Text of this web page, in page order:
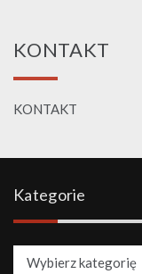
KONTAKT
KONTAKT
Kategorie